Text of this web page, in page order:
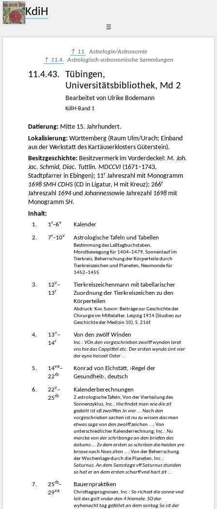
KdiH
☰
↑ 11. Astrologie/Astronomie
↑ 11.4. Astrologisch-astronomische Sammlungen
11.4.43.
Tübingen,
Universitätsbibliothek, Md 2
Bearbeitet von Ulrike Bodemann
KdiH-Band 1
Datierung: Mitte 15. Jahrhundert.
Lokalisierung: Württemberg (Raum Ulm/Urach; Einband
aus der Werkstatt des Kartäuserklosters Güterstein).
Besitzgeschichte: Besitzvermerk im Vorderdeckel: M. Joh.
Jac. Schmid, Diac. Tuttlin. MDCCVI (1671–1743,
Stadtpfarrer in Ebingen); 11r Jahreszahl mit Monogramm
1698 SMH CDHS (CD in Ligatur, H mit Kreuz); 266r
Jahreszahl 1694 und Johannessowie Jahrezahl 1698 mit
Monogramm SH.
Inhalt:
1. 1r–6v Kalender
2. 7r–10v Astrologische Tafeln und Tabellen
Bestimmung des Laßtagbuchstaben,
Mondbewegung für 1404–1479, Sonnenlauf im
Tierkreis, Beherrschung der Körperteile durch
Tierkreiszeichen und Planeten, Neumonde für
1452–1455
3. 12v–
13r
Tierkreiszeichenmann mit tabellarischer
Zuordnung der Tierkreiszeichen zu den
Körperteilen
Abdruck: Karl Sudhoff: Beiträge zur Geschichte der
Chirurgie im Mittelalter. Leipzig 1914 (Studien zur
Geschichte der Medizin 10), S. 216f.
4. 13v–
14r
Von den zwölf Winden
Inc.: VOn den vorgeschrieben zwolff wynden leret
vns hie das Cappittel etc. Der ersten wynde sint vier
der eyne heisset Oster ...
5. 14va–
22rb
Konrad von Eichstätt, ›Regel der
Gesundheit‹, deutsch
6. 22v–
25rb
Kalenderberechnungen
2 astrologische Tafeln; Von der Vierteilung des
Sonnenzyklus, Inc.: Hie findet man wie die zit
gedeilt ist vß zwolffen Jn vier ... Nach den
vorgeschrieben sachen ist nu zu wissen das man
etwas sage von den zwolff zeichen ...;Von
unterschiedlicher Kalenderrechnung; Inc.: Nu
mercke von der schribonge an den briefen des
datums ... Zv dem ersten so schriben die heiden yre
brieue nach Noes ziten ...;Von der Beherrschung
der Wochentage durch die Planeten, Inc.:
Saturnus. An dem Samstage vff Saturnus stunden
so hat er an dem ersten scharff vnd hart zit ...
7. 25rb–
29va
Bauernpraktiken
Christtagsprognosen, Inc.: So richset die sonne vnd
leit das golt vnder den 4 hiemele. SO der
wyhenacht tag gefellet an dem sontag So ist der